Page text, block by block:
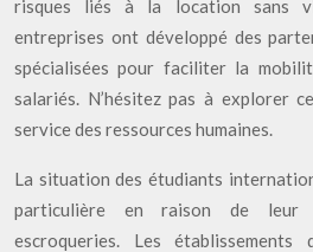
risques liés à la location sans
entreprises ont développé des
spécialisées pour faciliter la
salariés. N’hésitez pas à explorer
service des ressources humaines.
La situation des étudiants
particulière en raison de leur
escroqueries. Les établissements